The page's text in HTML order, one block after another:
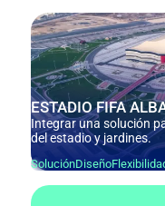
ESTADIO FIFA
Integrar una solución
del estadio y jardines.
SoluciónDiseño